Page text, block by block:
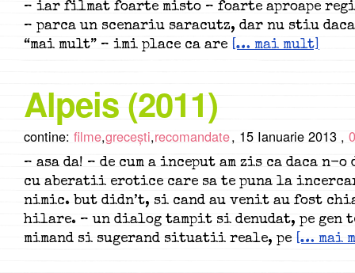
– iar filmat foarte misto – foarte aproape
– parca un scenariu saracutz, dar nu stiu
“mai mult” – imi place ca are [… mai mult]
Alpeis (2011)
contine: filme,grecești,recomandate, 15 Ianuarie 2013 ,
– asa da! – de cum a inceput am zis ca daca n-
cu aberatii erotice care sa te puna la
nimic. but didn’t, si cand au venit au fost
hilare. – un dialog tampit si denudat, pe gen
mimand si sugerand situatii reale, pe [… mai